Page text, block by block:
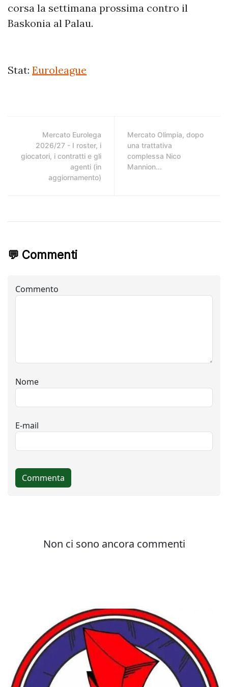
corsa la settimana prossima contro il
Baskonia al Palau.
Stat: Euroleague
Mercato Eurolega
2026/27 - I roster, i
giocatori, i contratti e gli
agenti (in
aggiornamento)
Mercato Olimpia, dopo
una trattativa
complessa Nico
Mannion...
💬 Commenti